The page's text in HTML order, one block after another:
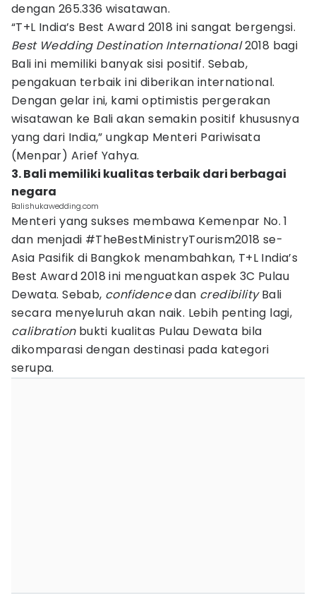
dengan 265.336 wisatawan.
“T+L India’s Best Award 2018 ini sangat bergengsi.
Best Wedding Destination International2018 bagi
Bali ini memiliki banyak sisi positif. Sebab,
pengakuan terbaik ini diberikan international.
Dengan gelar ini, kami optimistis pergerakan
wisatawan ke Bali akan semakin positif khususnya
yang dari India,” ungkap Menteri Pariwisata
(Menpar) Arief Yahya.
3. Bali memiliki kualitas terbaik dari berbagai
negara
Balishukawedding.com
Menteri yang sukses membawa Kemenpar No. 1
dan menjadi #TheBestMinistryTourism2018 se-
Asia Pasifik di Bangkok menambahkan, T+L India’s
Best Award 2018 ini menguatkan aspek 3C Pulau
Dewata. Sebab, confidencedan credibilityBali
secara menyeluruh akan naik. Lebih penting lagi,
calibrationbukti kualitas Pulau Dewata bila
dikomparasi dengan destinasi pada kategori
serupa.